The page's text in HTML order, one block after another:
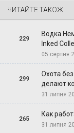
ЧИТАЙТЕ ТАКОЖ
229
Водка
Inked
05 серпня
299
Охота
делают
31 липня
265
Как
31 липня